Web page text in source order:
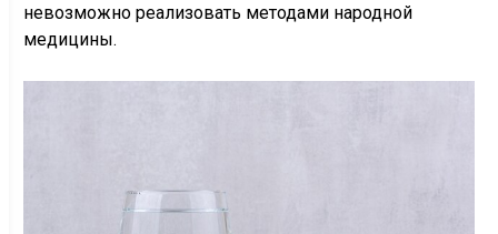
невозможно реализовать методами народной
медицины.